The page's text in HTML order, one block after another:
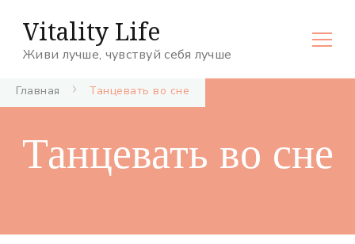
Vitality Life
Живи лучше, чувствуй себя лучше
Главная Танцевать во сне
Танцевать во сне